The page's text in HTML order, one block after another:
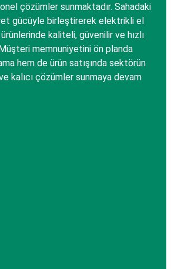
çözümler sunmaktadır. Sahadaki
gücüyle birleştirerek elektrikli el
kaliteli, güvenilir ve hızlı
memnuniyetini ön planda
hem de ürün satışında sektörün
kalıcı çözümler sunmaya devam